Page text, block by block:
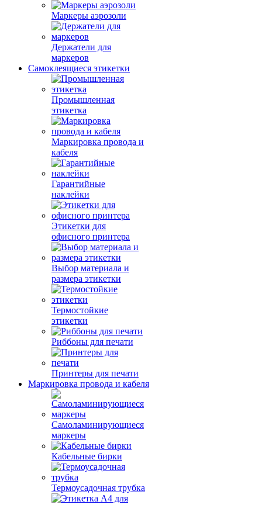
Маркеры аэрозоли
Держатели для
маркеров
Самоклеящиеся этикетки
Промышленная
этикетка
Маркировка провода и
кабеля
Гарантийные
наклейки
Этикетки для
офисного принтера
Выбор материала и
размера этикетки
Термостойкие
этикетки
Риббоны для печати
Принтеры для печати
Маркировка провода и кабеля
Самоламинирующиеся
маркеры
Кабельные бирки
Термоусадочная трубка